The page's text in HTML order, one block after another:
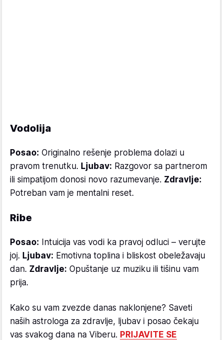
Vodolija
Posao: Originalno rešenje problema dolazi u
pravom trenutku. Ljubav: Razgovor sa partnerom
ili simpatijom donosi novo razumevanje. Zdravlje:
Potreban vam je mentalni reset.
Ribe
Posao: Intuicija vas vodi ka pravoj odluci – verujte
joj. Ljubav: Emotivna toplina i bliskost obeležavaju
dan. Zdravlje: Opuštanje uz muziku ili tišinu vam
prija.
Kako su vam zvezde danas naklonjene? Saveti
naših astrologa za zdravlje, ljubav i posao čekaju
vas svakog dana na Viberu. PRIJAVITE SE